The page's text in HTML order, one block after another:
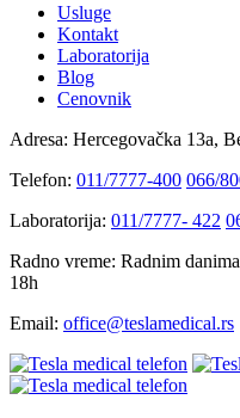
Usluge
Kontakt
Laboratorija
Blog
Cenovnik
Adresa: Hercegovačka 13a,
Telefon: 011/7777-400 066/
Laboratorija: 011/7777- 422
Radno vreme: Radnim
18h
Email: office@teslamedical.rs